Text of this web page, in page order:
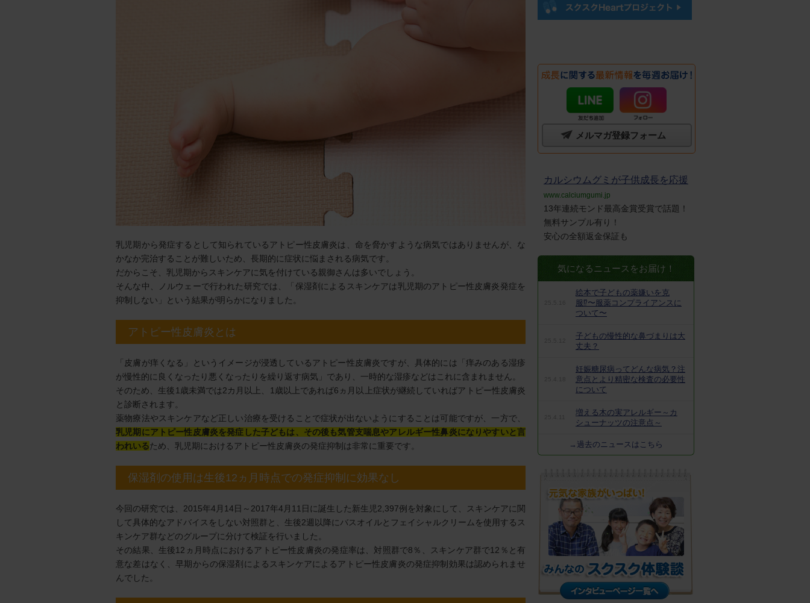
乳児期から発症するとして知られているアトピー性皮膚炎は、命を脅かすような病気ではありませんが、な
かなか完治することが難しいため、長期的に症状に悩まされる病気です。
だからこそ、乳児期からスキンケアに気を付けている親御さんは多いでしょう。
そんな中、ノルウェーで行われた研究では、「保湿剤によるスキンケアは乳児期のアトピー性皮膚炎発症を
抑制しない」という結果が明らかになりました。
アトピー性皮膚炎とは
「皮膚が痒くなる」というイメージが浸透しているアトピー性皮膚炎ですが、具体的には「痒みのある湿疹
が慢性的に良くなったり悪くなったりを繰り返す病気」であり、一時的な湿疹などはこれに含まれません。
そのため、生後1歳未満では2カ月以上、1歳以上であれば6ヵ月以上症状が継続していればアトピー性皮膚炎
と診断されます。
薬物療法やスキンケアなど正しい治療を受けることで症状が出ないようにすることは可能ですが、一方で、
乳児期にアトピー性皮膚炎を発症した子どもは、その後も気管支喘息やアレルギー性鼻炎になりやすいと言
われいるため、乳児期におけるアトピー性皮膚炎の発症抑制は非常に重要です。
保湿剤の使用は生後12ヵ月時点での発症抑制に効果なし
今回の研究では、2015年4月14日～2017年4月11日に誕生した新生児2,397例を対象にして、スキンケアに関
して具体的なアドバイスをしない対照群と、生後2週以降にバスオイルとフェイシャルクリームを使用するス
キンケア群などのグループに分けて検証を行いました。
その結果、生後12ヵ月時点におけるアトピー性皮膚炎の発症率は、対照群で8％、スキンケア群で12％と有
意な差はなく、早期からの保湿剤によるスキンケアによるアトピー性皮膚炎の発症抑制効果は認められませ
んでした。
メルマガ登録フォーム
カルシウムグミが子供成長を応援
www.calciumgumi.jp
13年連続モンド最高金賞受賞で話題！
無料サンプル有り！
安心の全額返金保証も
気になるニュースをお届け！
絵本で子どもの薬嫌いを克
服⁉︎〜服薬コンプライアンスに
ついて〜
子どもの慢性的な鼻づまりは大
丈夫？
妊娠糖尿病ってどんな病気？注
意点とより精密な検査の必要性
について
増える木の実アレルギー～カ
シューナッツの注意点～
→過去のニュースはこちら